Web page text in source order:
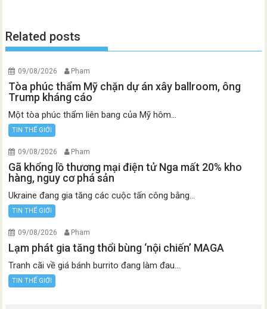
Related posts
09/08/2026 Pham
Tòa phúc thẩm Mỹ chặn dự án xây ballroom, ông
Trump kháng cáo
Một tòa phúc thẩm liên bang của Mỹ hôm...
TIN THẾ GIỚI
09/08/2026 Pham
Gã khổng lồ thương mại điện tử Nga mất 20% kho
hàng, nguy cơ phá sản
Ukraine đang gia tăng các cuộc tấn công bằng...
TIN THẾ GIỚI
09/08/2026 Pham
Lạm phát gia tăng thổi bùng ‘nội chiến’ MAGA
Tranh cãi về giá bánh burrito đang làm đau...
TIN THẾ GIỚI